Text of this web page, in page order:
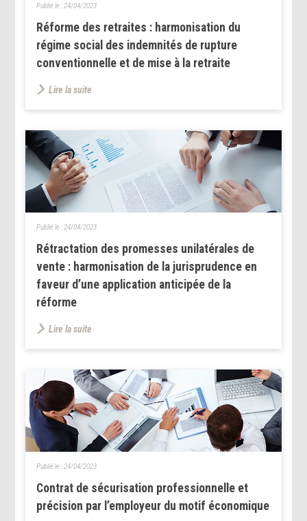
Réforme des retraites : harmonisation du
régime social des indemnités de rupture
conventionnelle et de mise à la retraite
Publié le : 24/04/2023
Lire la suite
Rétractation des promesses unilatérales de
vente : harmonisation de la jurisprudence en
faveur d’une application anticipée de la
réforme
Publié le : 24/04/2023
Lire la suite
Contrat de sécurisation professionnelle et
précision par l’employeur du motif économique
Publié le : 24/04/2023